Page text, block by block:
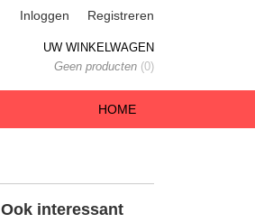
Inloggen Registreren
UW WINKELWAGEN
Geen producten (0)
HOME
Ook interessant